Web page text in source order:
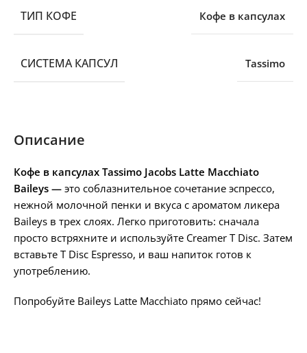
Описание
Кофе в капсулах Tassimo Jacobs Latte Macchiato
Baileys — это соблазнительное сочетание эспрессо,
нежной молочной пенки и вкуса с ароматом ликера
Baileys в трех слоях. Легко приготовить: сначала
просто встряхните и используйте Creamer T Disc. Затем
вставьте T Disc Espresso, и ваш напиток готов к
употреблению.
Попробуйте Baileys Latte Macchiato прямо сейчас!
ТИП КОФЕ Кофе в капсулах
СИСТЕМА КАПСУЛ Tassimo